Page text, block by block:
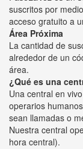
suscritos por
acceso gratuito a
Área Próxima
La cantidad de
alrededor de un
área.
¿Qué es una
Una central en
operarios
sean llamadas o
Nuestra central
hora central).